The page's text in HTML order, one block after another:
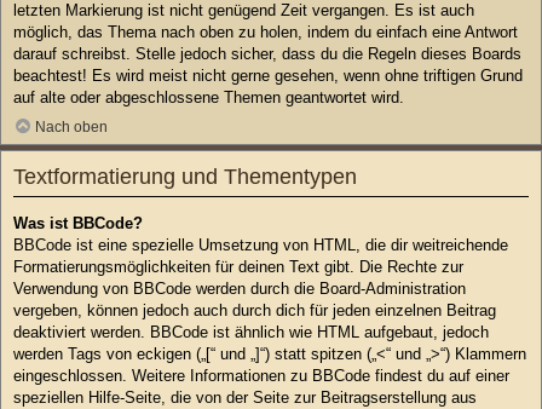
letzten Markierung ist nicht genügend Zeit vergangen. Es ist auch
möglich, das Thema nach oben zu holen, indem du einfach eine Antwort
darauf schreibst. Stelle jedoch sicher, dass du die Regeln dieses Boards
beachtest! Es wird meist nicht gerne gesehen, wenn ohne triftigen Grund
auf alte oder abgeschlossene Themen geantwortet wird.
Nach oben
Textformatierung und Thementypen
Was ist BBCode?
BBCode ist eine spezielle Umsetzung von HTML, die dir weitreichende
Formatierungsmöglichkeiten für deinen Text gibt. Die Rechte zur
Verwendung von BBCode werden durch die Board-Administration
vergeben, können jedoch auch durch dich für jeden einzelnen Beitrag
deaktiviert werden. BBCode ist ähnlich wie HTML aufgebaut, jedoch
werden Tags von eckigen („[“ und „]“) statt spitzen („<“ und „>“) Klammern
eingeschlossen. Weitere Informationen zu BBCode findest du auf einer
speziellen Hilfe-Seite, die von der Seite zur Beitragserstellung aus